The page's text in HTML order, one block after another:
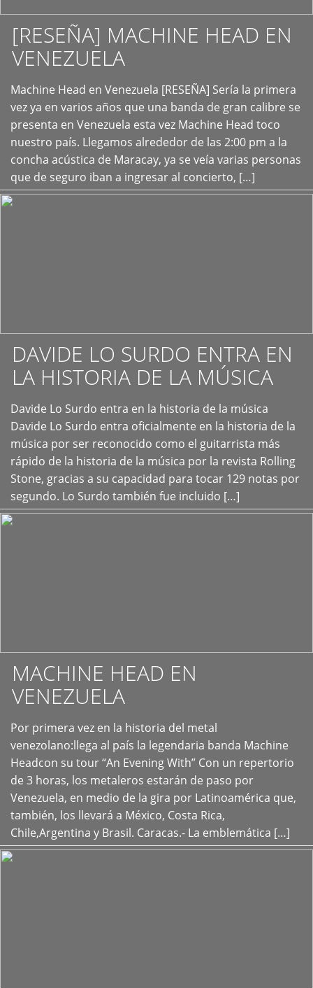
[RESEÑA] MACHINE HEAD EN
VENEZUELA
Machine Head en Venezuela [RESEÑA] Sería la primera
vez ya en varios años que una banda de gran calibre se
presenta en Venezuela esta vez Machine Head toco
nuestro país. Llegamos alrededor de las 2:00 pm a la
concha acústica de Maracay, ya se veía varias personas
que de seguro iban a ingresar al concierto, […]
+
DAVIDE LO SURDO ENTRA EN
LA HISTORIA DE LA MÚSICA
Davide Lo Surdo entra en la historia de la música
Davide Lo Surdo entra oficialmente en la historia de la
música por ser reconocido como el guitarrista más
rápido de la historia de la música por la revista Rolling
Stone, gracias a su capacidad para tocar 129 notas por
segundo. Lo Surdo también fue incluido […]
+
MACHINE HEAD EN
VENEZUELA
Por primera vez en la historia del metal
venezolano:llega al país la legendaria banda Machine
Headcon su tour “An Evening With” Con un repertorio
de 3 horas, los metaleros estarán de paso por
Venezuela, en medio de la gira por Latinoamérica que,
también, los llevará a México, Costa Rica,
Chile,Argentina y Brasil. Caracas.- La emblemática […]
+